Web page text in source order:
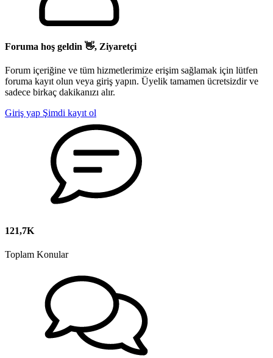
Foruma hoş geldin 👋, Ziyaretçi
Forum içeriğine ve tüm hizmetlerimize erişim sağlamak için lütfen
foruma kayıt olun veya giriş yapın. Üyelik tamamen ücretsizdir ve
sadece birkaç dakikanızı alır.
Giriş yap Şimdi kayıt ol
121,7K
Toplam Konular